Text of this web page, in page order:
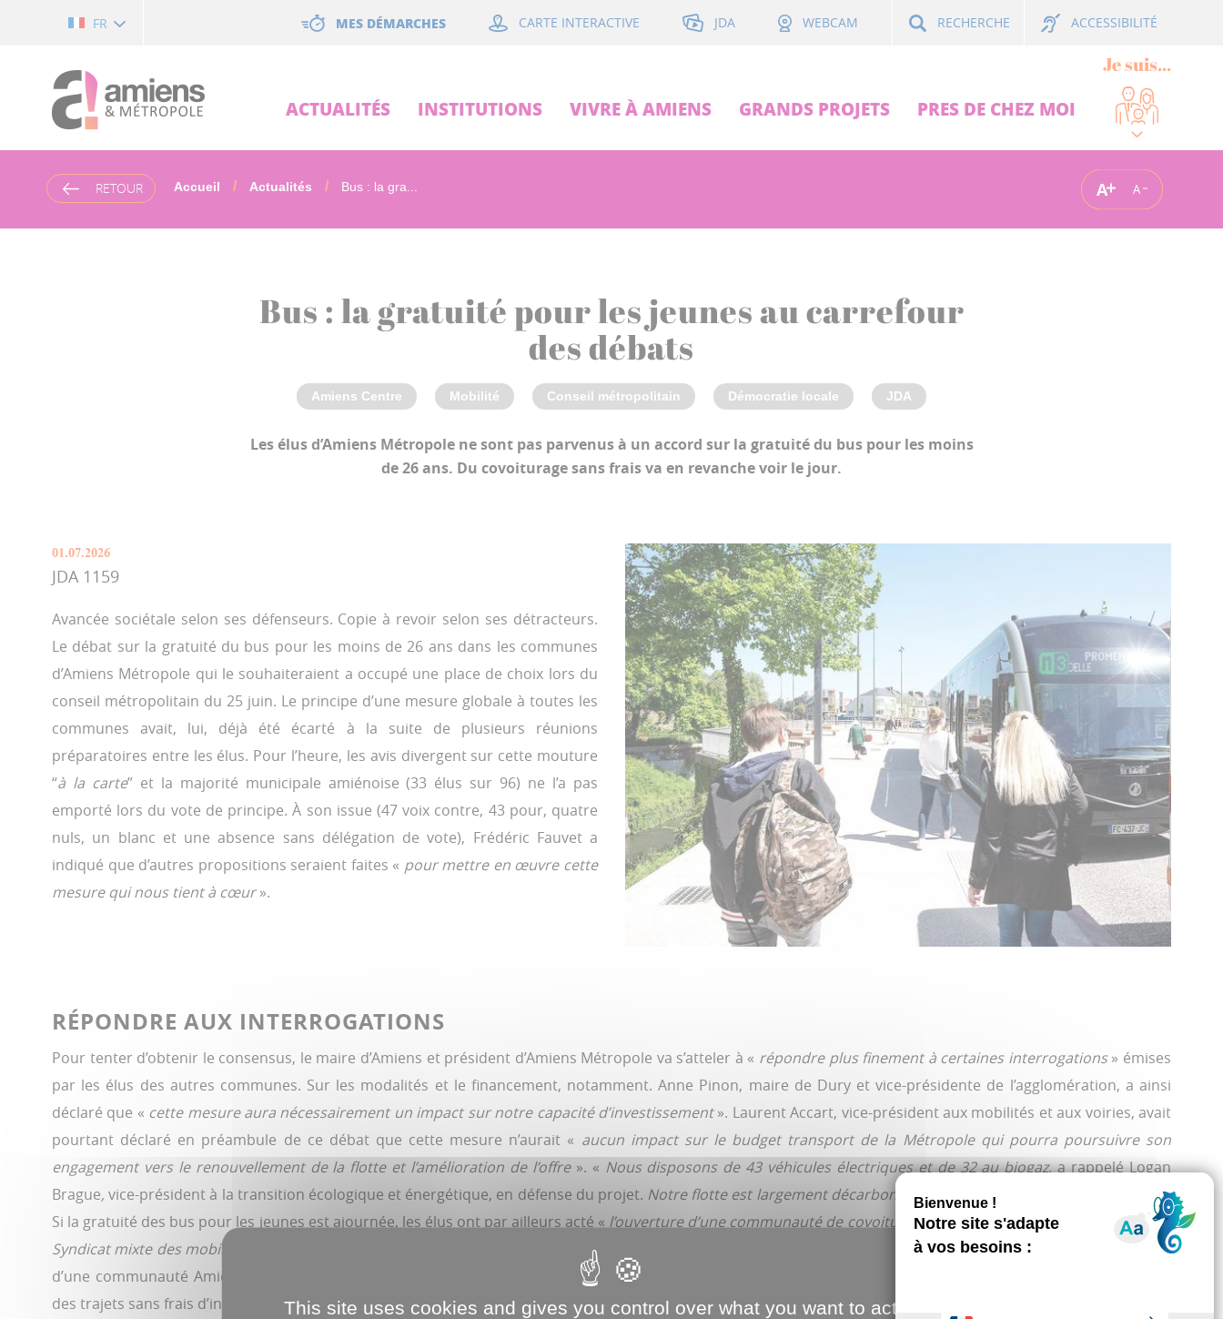
FR MES DÉMARCHES CARTE INTERACTIVE JDA WEBCAM RECHERCHE ACCESSIBILITÉ
ACTUALITÉS INSTITUTIONS VIVRE À AMIENS GRANDS PROJETS PRES DE CHEZ MOI
Je suis...
RETOUR Accueil Actualités Bus : la gra... A A
Bus : la gratuité pour les jeunes au carrefour
des débats
Amiens Centre Mobilité Conseil métropolitain Démocratie locale JDA
Les élus d’Amiens Métropole ne sont pas parvenus à un accord sur la gratuité du bus pour les moins
de 26 ans. Du covoiturage sans frais va en revanche voir le jour.
01.07.2026
JDA 1159
Avancée sociétale selon ses défenseurs. Copie à revoir selon ses détracteurs.
Le débat sur la gratuité du bus pour les moins de 26 ans dans les communes
d’Amiens Métropole qui le souhaiteraient a occupé une place de choix lors du
conseil métropolitain du 25 juin. Le principe d’une mesure globale à toutes les
communes avait, lui, déjà été écarté à la suite de plusieurs réunions
préparatoires entre les élus. Pour l’heure, les avis divergent sur cette mouture
“à la carte” et la majorité municipale amiénoise (33 élus sur 96) ne l’a pas
emporté lors du vote de principe. À son issue (47 voix contre, 43 pour, quatre
nuls, un blanc et une absence sans délégation de vote), Frédéric Fauvet a
indiqué que d’autres propositions seraient faites « pour mettre en œuvre cette
mesure qui nous tient à cœur».
RÉPONDRE AUX INTERROGATIONS
Pour tenter d’obtenir le consensus, le maire d’Amiens et président d’Amiens Métropole va s’atteler à « répondre plus finement à certaines interrogations» émises
par les élus des autres communes. Sur les modalités et le financement, notamment. Anne Pinon, maire de Dury et vice-présidente de l’agglomération, a ainsi
déclaré que « cette mesure aura nécessairement un impact sur notre capacité d’investissement». Laurent Accart, vice-président aux mobilités et aux voiries, avait
pourtant déclaré en préambule de ce débat que cette mesure n’aurait « aucun impact sur le budget transport de la Métropole qui pourra poursuivre son
engagement vers le renouvellement de la flotte et l’amélioration de l’offre». « Nous disposons de 43 véhicules électriques et de 32 au biogaz,a rappelé Logan
Brague,vice-président à la transition écologique et énergétique, en défense du projet. Notre flotte est largement décarbonée. Autant la remplir à pleine capacité.»
Si la gratuité des bus pour les jeunes est ajournée, les élus ont par ailleurs acté « l’ouverture d’une communauté de covoiturage gratuite grâce à notre adhésion au
Syndicat mixte des mobilités des Hauts-de-France
», a présenté Laurent Accart. «
», a appuyé Frédéric Fauvet. Avec la création
d’une communauté Amiens Métropole sur
, des personnes fréquentant une même zone d’habitation ou d’activité vont pouvoir partager
des trajets sans frais d’intermédiaires.This site uses cookies and gives you control over what you want to activate